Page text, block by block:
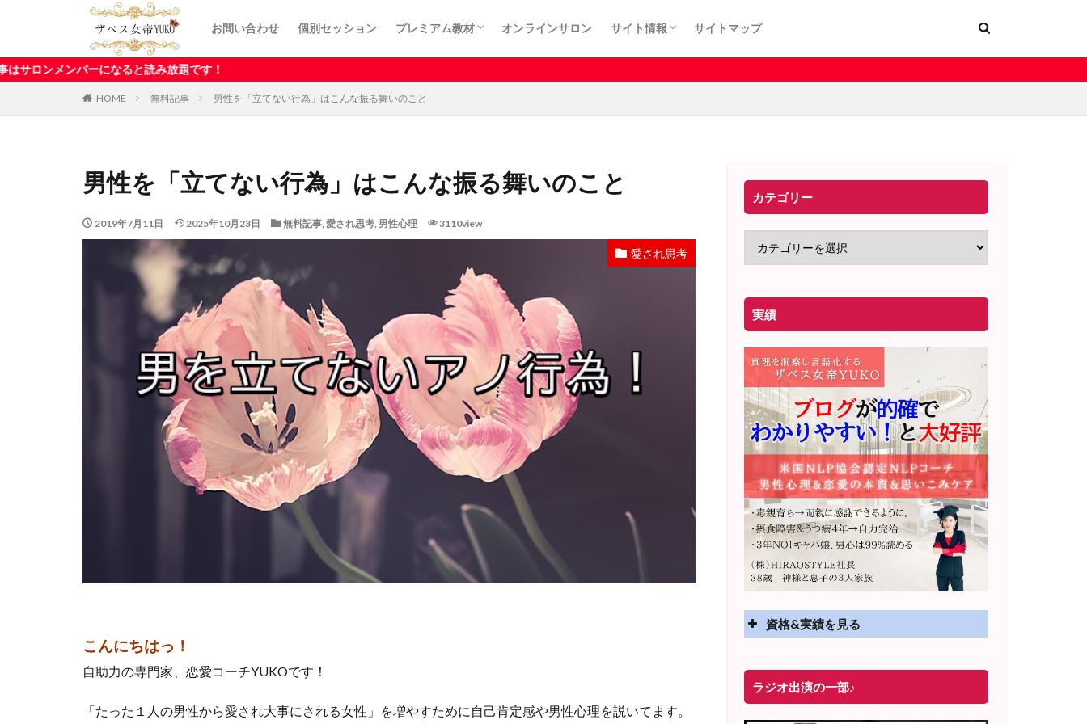
お問い合わせ 個別セッション プレミアム教材
カート
オンラインサロン サイト情報
プライバシーポリシー
利用規約
特定商取引法に基づく表記
サイトマップ
ーになると読み放題です！
HOME 無料記事 男性を「立てない行為」はこんな振る舞いのこと
男性を「立てない行為」はこんな振る舞いのこと
2019年7月11日 2025年10月23日 無料記事, 愛され思考, 男性心理 3110view
愛され思考
こんにちはっ！
自助力の専門家、恋愛コーチYUKOです！
「たった１人の男性から愛され大事にされる女性」を増やすために自己肯定感や男性心理を説いてます。
カテゴリー
実績
資格&実績を見る
2025年4月〜 altruismコミュニティ×講座
オンラインサロン開講
ラジオ出演の一部♪